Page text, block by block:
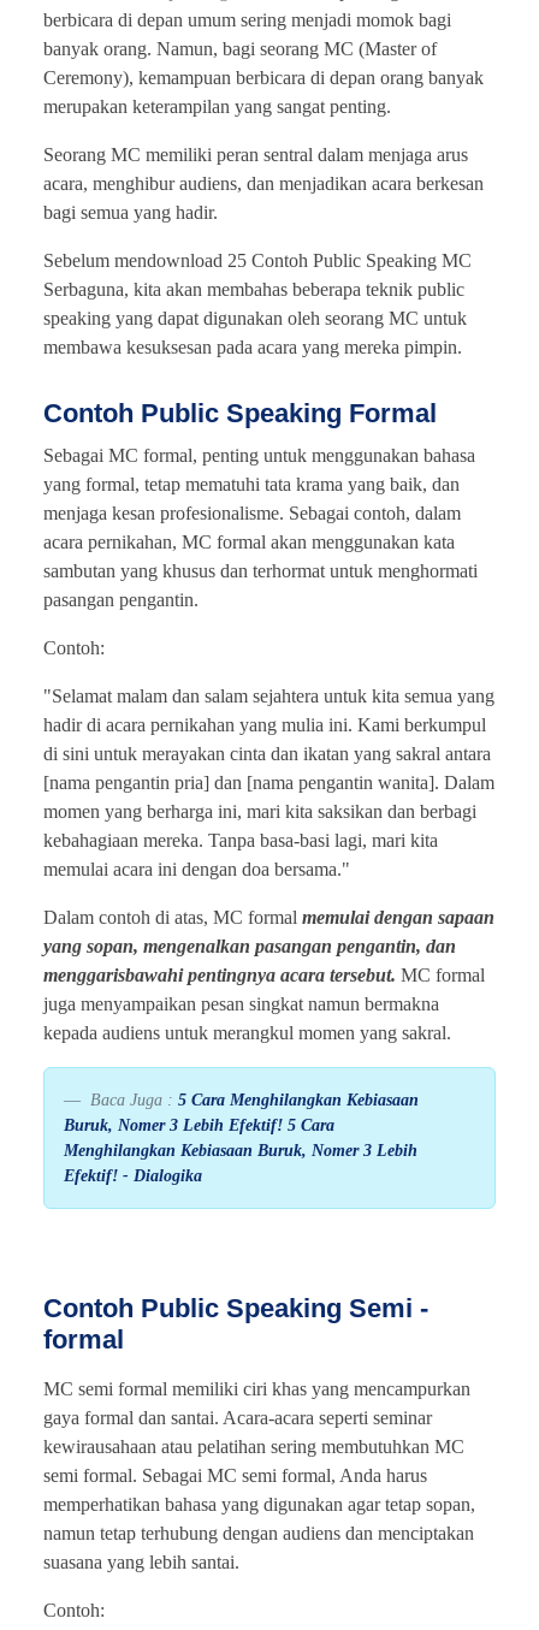
berbicara di depan umum sering menjadi momok bagi
banyak orang. Namun, bagi seorang MC (Master of
Ceremony), kemampuan berbicara di depan orang banyak
merupakan keterampilan yang sangat penting.
Seorang MC memiliki peran sentral dalam menjaga arus
acara, menghibur audiens, dan menjadikan acara berkesan
bagi semua yang hadir.
Sebelum mendownload 25 Contoh Public Speaking MC
Serbaguna, kita akan membahas beberapa teknik public
speaking yang dapat digunakan oleh seorang MC untuk
membawa kesuksesan pada acara yang mereka pimpin.
Contoh Public Speaking Formal
Sebagai MC formal, penting untuk menggunakan bahasa
yang formal, tetap mematuhi tata krama yang baik, dan
menjaga kesan profesionalisme. Sebagai contoh, dalam
acara pernikahan, MC formal akan menggunakan kata
sambutan yang khusus dan terhormat untuk menghormati
pasangan pengantin.
Contoh:
"Selamat malam dan salam sejahtera untuk kita semua yang
hadir di acara pernikahan yang mulia ini. Kami berkumpul
di sini untuk merayakan cinta dan ikatan yang sakral antara
[nama pengantin pria] dan [nama pengantin wanita]. Dalam
momen yang berharga ini, mari kita saksikan dan berbagi
kebahagiaan mereka. Tanpa basa-basi lagi, mari kita
memulai acara ini dengan doa bersama."
Dalam contoh di atas, MC formal memulai dengan sapaan
yang sopan, mengenalkan pasangan pengantin, dan
menggarisbawahi pentingnya acara tersebut. MC formal
juga menyampaikan pesan singkat namun bermakna
kepada audiens untuk merangkul momen yang sakral.
Baca Juga : 5 Cara Menghilangkan Kebiasaan
Buruk, Nomer 3 Lebih Efektif! 5 Cara
Menghilangkan Kebiasaan Buruk, Nomer 3 Lebih
Efektif! - Dialogika
Contoh Public Speaking Semi -
formal
MC semi formal memiliki ciri khas yang mencampurkan
gaya formal dan santai. Acara-acara seperti seminar
kewirausahaan atau pelatihan sering membutuhkan MC
semi formal. Sebagai MC semi formal, Anda harus
memperhatikan bahasa yang digunakan agar tetap sopan,
namun tetap terhubung dengan audiens dan menciptakan
suasana yang lebih santai.
Contoh: